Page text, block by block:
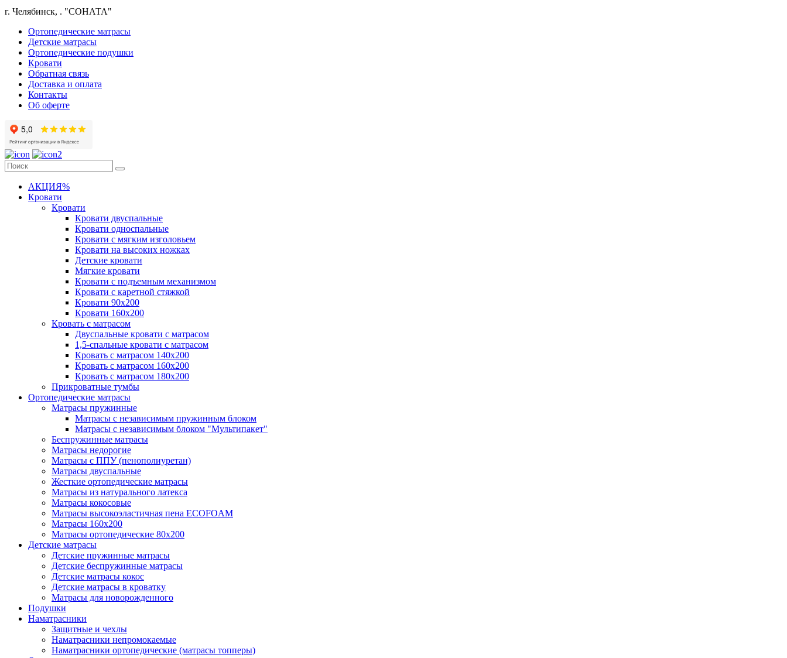
г. Челябинск, . "СОНАТА"
Ортопедические матрасы
Детские матрасы
Ортопедические подушки
Кровати
Обратная связь
Доставка и оплата
Контакты
Об оферте
АКЦИЯ%
Кровати
Кровати
Кровати двуспальные
Кровати односпальные
Кровати с мягким изголовьем
Кровати на высоких ножках
Детские кровати
Мягкие кровати
Кровати с подъемным механизмом
Кровати с каретной стяжкой
Кровати 90х200
Кровати 160х200
Кровать с матрасом
Двуспальные кровати с матрасом
1,5-спальные кровати с матрасом
Кровать с матрасом 140х200
Кровать с матрасом 160х200
Кровать с матрасом 180х200
Прикроватные тумбы
Ортопедические матрасы
Матрасы пружинные
Матрасы с независимым пружинным блоком
Матрасы с независимым блоком "Мультипакет"
Беспружинные матрасы
Матрасы недорогие
Матрасы с ППУ (пенополиуретан)
Матрасы двуспальные
Жесткие ортопедические матрасы
Матрасы из натурального латекса
Матрасы кокосовые
Матрасы высокоэластичная пена ECOFOAM
Матрасы 160х200
Матрасы ортопедические 80х200
Детские матрасы
Детские пружинные матрасы
Детские беспружинные матрасы
Детские матрасы кокос
Детские матрасы в кроватку
Матрасы для новорожденного
Подушки
Наматрасники
Защитные и чехлы
Наматрасники непромокаемые
Наматрасники ортопедические (матрасы топперы)